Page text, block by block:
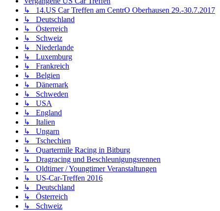
↳ 14.US Car Treffen am CentrO Oberhausen 29.-30.7.2017
↳ Deutschland
↳ Österreich
↳ Schweiz
↳ Niederlande
↳ Luxemburg
↳ Frankreich
↳ Belgien
↳ Dänemark
↳ Schweden
↳ USA
↳ England
↳ Italien
↳ Ungarn
↳ Tschechien
↳ Quartermile Racing in Bitburg
↳ Dragracing und Beschleunigungsrennen
↳ Oldtimer / Youngtimer Veranstaltungen
↳ US-Car-Treffen 2016
↳ Deutschland
↳ Österreich
↳ Schweiz